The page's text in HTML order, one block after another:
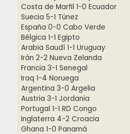
Costa de Marfil 1-0 Ecuador
Suecia 5-1 Túnez
España 0-0 Cabo Verde
Bélgica 1-1 Egipto
Arabia Saudí 1-1 Uruguay
Irán 2-2 Nueva Zelanda
Francia 3-1 Senegal
Iraq 1-4 Noruega
Argentina 3-0 Argelia
Austria 3-1 Jordania
Portugal 1-1 RD Congo
Inglaterra 4-2 Croacia
Ghana 1-0 Panamá